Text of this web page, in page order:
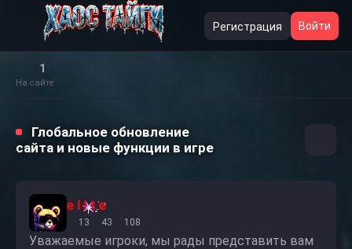
Регистрация Войти
1
На сайте
Глобальное обновление
сайта и новые функции в игре
e l I t e
13 43 108
Уважаемые игроки, мы рады представить вам